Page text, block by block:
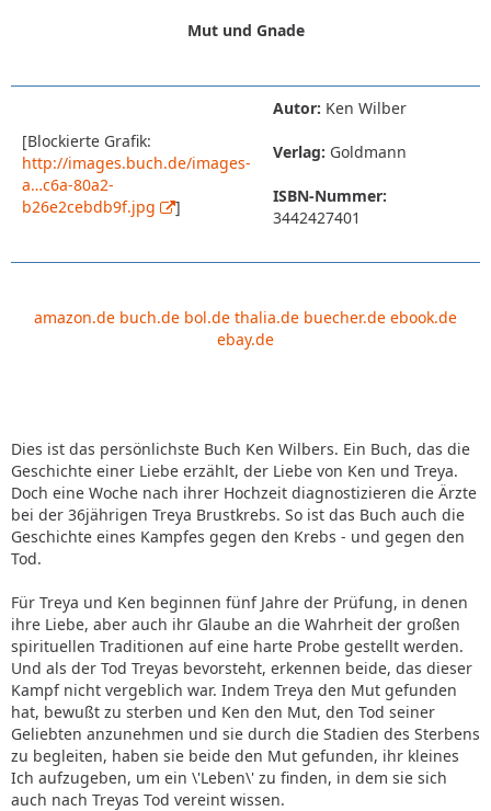
Mut und Gnade
[Blockierte Grafik:
http://images.buch.de/images-
a…c6a-80a2-
b26e2cebdb9f.jpg
]
Autor: Ken Wilber
Verlag: Goldmann
ISBN-Nummer:
3442427401
amazon.de buch.de bol.de thalia.de buecher.de ebook.de
ebay.de
Dies ist das persönlichste Buch Ken Wilbers. Ein Buch, das die
Geschichte einer Liebe erzählt, der Liebe von Ken und Treya.
Doch eine Woche nach ihrer Hochzeit diagnostizieren die Ärzte
bei der 36jährigen Treya Brustkrebs. So ist das Buch auch die
Geschichte eines Kampfes gegen den Krebs - und gegen den
Tod.
Für Treya und Ken beginnen fünf Jahre der Prüfung, in denen
ihre Liebe, aber auch ihr Glaube an die Wahrheit der großen
spirituellen Traditionen auf eine harte Probe gestellt werden.
Und als der Tod Treyas bevorsteht, erkennen beide, das dieser
Kampf nicht vergeblich war. Indem Treya den Mut gefunden
hat, bewußt zu sterben und Ken den Mut, den Tod seiner
Geliebten anzunehmen und sie durch die Stadien des Sterbens
zu begleiten, haben sie beide den Mut gefunden, ihr kleines
Ich aufzugeben, um ein \'Leben\' zu finden, in dem sie sich
auch nach Treyas Tod vereint wissen.